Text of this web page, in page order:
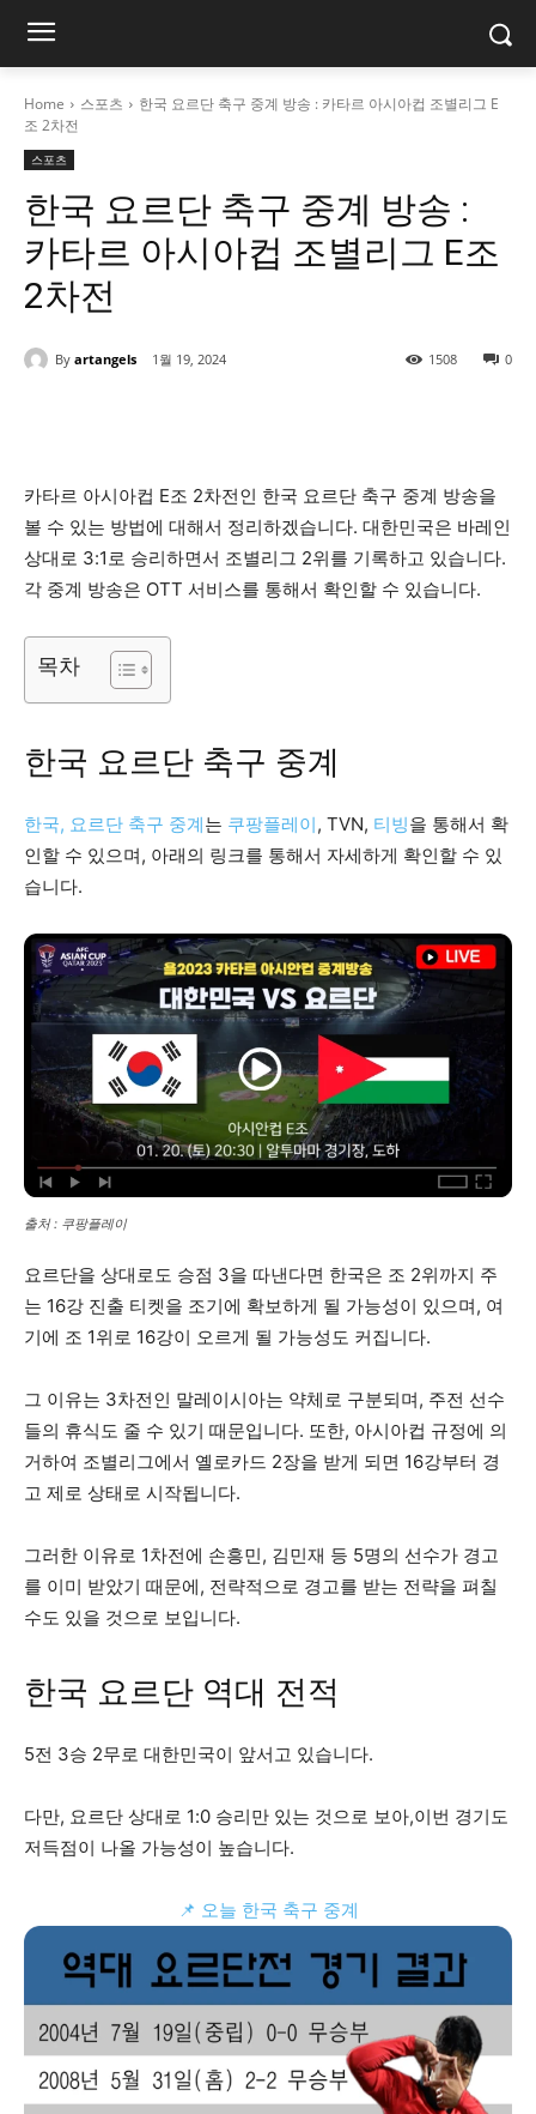
Home 스포츠
한국 요르단 축구 중계 방송 : 카타르 아시아컵 조별리그 E
조 2차전
스포츠
한국 요르단 축구 중계 방송 :
카타르 아시아컵 조별리그 E조
2차전
By artangels 1월 19, 2024 0
1508
카타르 아시아컵 E조 2차전인 한국 요르단 축구 중계 방송을
볼 수 있는 방법에 대해서 정리하겠습니다. 대한민국은 바레인
상대로 3:1로 승리하면서 조별리그 2위를 기록하고 있습니다.
각 중계 방송은 OTT 서비스를 통해서 확인할 수 있습니다.
목차
한국 요르단 축구 중계
한국, 요르단 축구 중계는 쿠팡플레이, TVN, 티빙을 통해서 확
인할 수 있으며, 아래의 링크를 통해서 자세하게 확인할 수 있
습니다.
출처 : 쿠팡플레이
요르단을 상대로도 승점 3을 따낸다면 한국은 조 2위까지 주
는 16강 진출 티켓을 조기에 확보하게 될 가능성이 있으며, 여
기에 조 1위로 16강이 오르게 될 가능성도 커집니다.
그 이유는 3차전인 말레이시아는 약체로 구분되며, 주전 선수
들의 휴식도 줄 수 있기 때문입니다. 또한, 아시아컵 규정에 의
거하여 조별리그에서 옐로카드 2장을 받게 되면 16강부터 경
고 제로 상태로 시작됩니다.
그러한 이유로 1차전에 손흥민, 김민재 등 5명의 선수가 경고
를 이미 받았기 때문에, 전략적으로 경고를 받는 전략을 펴칠
수도 있을 것으로 보입니다.
한국 요르단 역대 전적
5전 3승 2무로 대한민국이 앞서고 있습니다.
다만, 요르단 상대로 1:0 승리만 있는 것으로 보아,이번 경기도
저득점이 나올 가능성이 높습니다.
📌 오늘 한국 축구 중계